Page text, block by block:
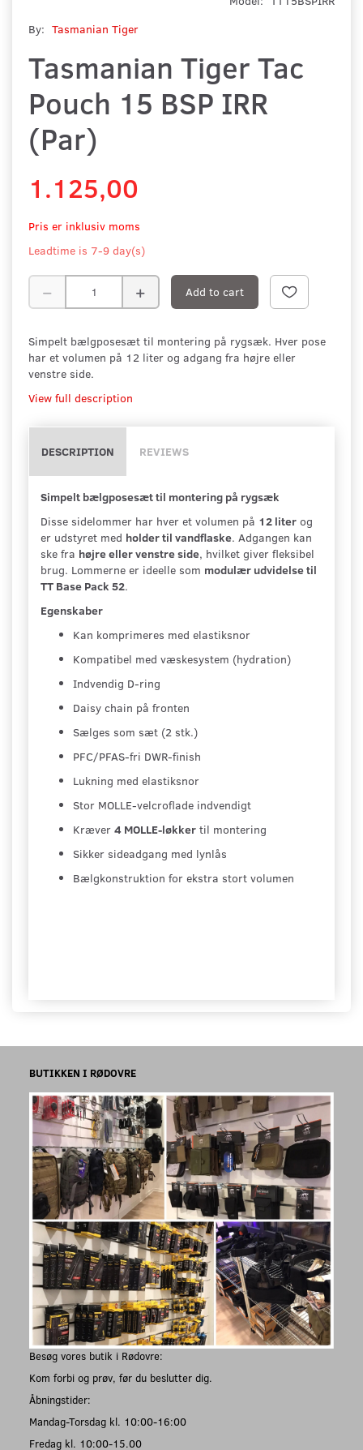
By: Tasmanian Tiger
Tasmanian Tiger Tac
Pouch 15 BSP IRR
(Par)
1.125,00
Pris er inklusiv moms
Leadtime is 7-9 day(s)
Add to cart
Simpelt bælgposesæt til montering på rygsæk. Hver pose
har et volumen på 12 liter og adgang fra højre eller
venstre side.
View full description
DESCRIPTION REVIEWS
Simpelt bælgposesæt til montering på rygsæk
Disse sidelommer har hver et volumen på 12 liter og
er udstyret med holder til vandflaske. Adgangen kan
ske fra højre eller venstre side, hvilket giver fleksibel
brug. Lommerne er ideelle som modulær udvidelse til
TT Base Pack 52.
Egenskaber
Kan komprimeres med elastiksnor
Kompatibel med væskesystem (hydration)
Indvendig D-ring
Daisy chain på fronten
Sælges som sæt (2 stk.)
PFC/PFAS-fri DWR-finish
Lukning med elastiksnor
Stor MOLLE-velcroflade indvendigt
Kræver 4 MOLLE-løkker til montering
Sikker sideadgang med lynlås
Bælgkonstruktion for ekstra stort volumen
BUTIKKEN I RØDOVRE
Besøg vores butik i Rødovre:
Kom forbi og prøv, før du beslutter dig.
Åbningstider:
Mandag-Torsdag kl. 10:00-16:00
Fredag kl. 10:00-15.00